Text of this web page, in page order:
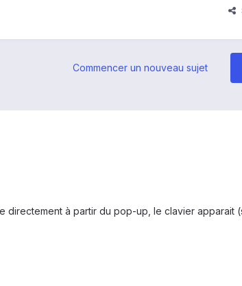
Commencer un nouveau sujet
à partir du pop-up, le clavier apparait